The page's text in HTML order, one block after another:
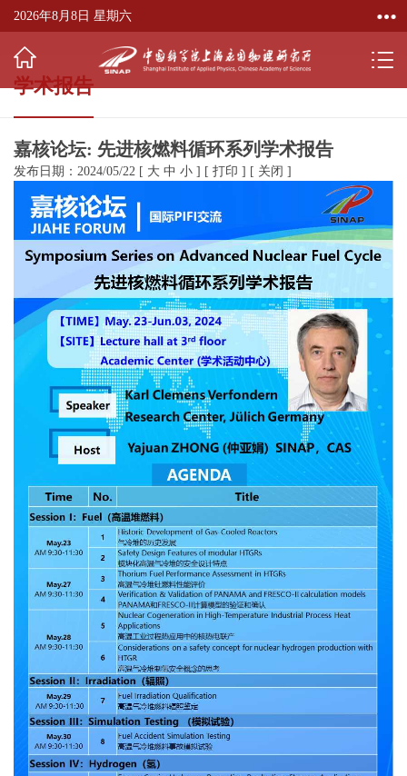
2026年8月8日 星期六
学术报告
嘉核论坛: 先进核燃料循环系列学术报告
发布日期：2024/05/22 [ 大 中 小 ] [ 打印 ] [ 关闭 ]